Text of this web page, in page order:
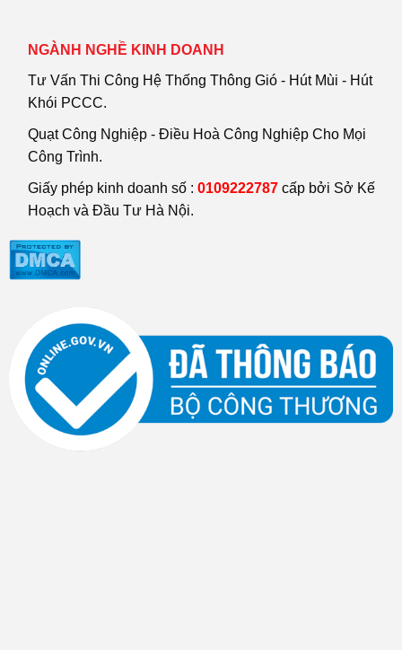
NGÀNH NGHỀ KINH DOANH
Tư Vấn Thi Công Hệ Thống Thông Gió - Hút Mùi - Hút
Khói PCCC.
Quạt Công Nghiệp - Điều Hoà Công Nghiệp Cho Mọi
Công Trình.
Giấy phép kinh doanh số : 0109222787 cấp bởi Sở Kế
Hoạch và Đầu Tư Hà Nội.